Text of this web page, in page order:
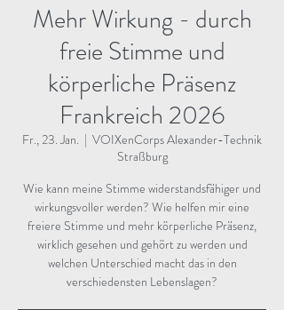
Mehr Wirkung - durch
freie Stimme und
körperliche Präsenz
Frankreich 2026
Fr., 23. Jan.
  |
VOIXenCorps Alexander-Technik
Straßburg
Wie kann meine Stimme widerstandsfähiger und
wirkungsvoller werden? Wie helfen mir eine
freiere Stimme und mehr körperliche Präsenz,
wirklich gesehen und gehört zu werden und
welchen Unterschied macht das in den